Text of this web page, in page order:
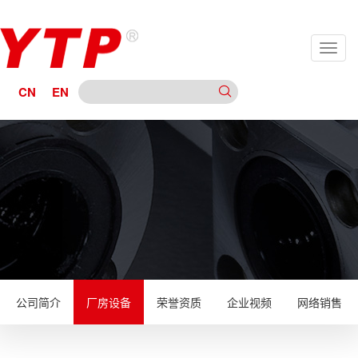
CN EN
公司简介 厂房设备 荣誉资质 企业视频 网络销售